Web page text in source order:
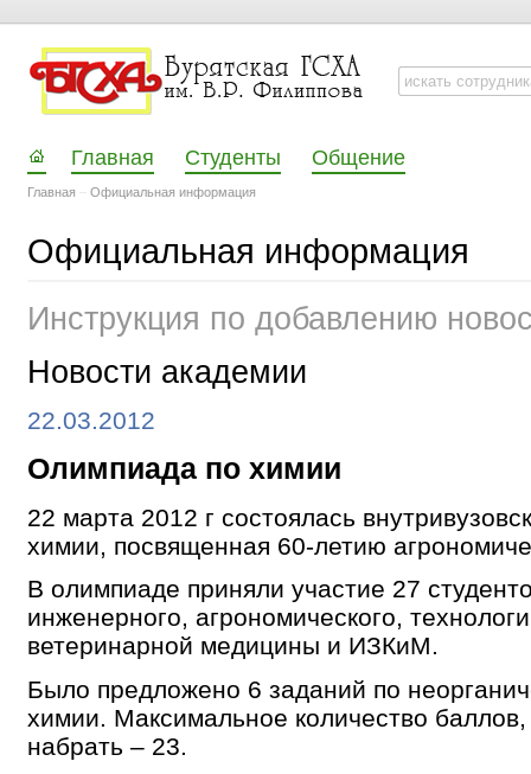
Главная Студенты Общение
Главная Официальная информация
Официальная информация
Инструкция по добавлению
Новости академии
22.03.2012
Олимпиада по химии
22 марта 2012 г состоялась
химии, посвященная 60-летию
В олимпиаде приняли участие 27
инженерного, агрономического,
ветеринарной медицины и ИЗКиМ.
Было предложено 6 заданий по
химии. Максимальное количество
набрать – 23.